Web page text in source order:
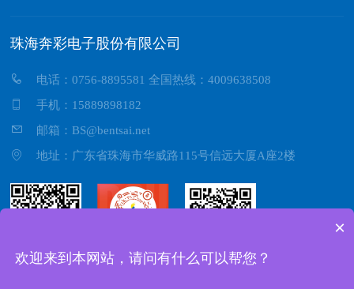
珠海奔彩电子股份有限公司
电话：0756-8895581 全国热线：4009638508
手机：15889898182
邮箱：BS@bentsai.net
地址：广东省珠海市华威路115号信远大厦A座2楼
×
欢迎来到本网站，请问有什么可以帮您？